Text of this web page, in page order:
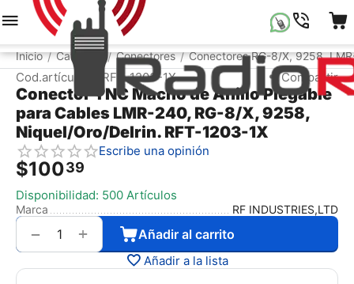
Inicio / Catálogo / Conectores / Conectores RG-8/X, 9258,
Cod.artículo: RFT-1203-1X Compartir
Conector TNC Macho de Anillo Plegable
para Cables LMR-240, RG-8/X, 9258,
Niquel/Oro/Delrin. RFT-1203-1X
Escribe una opinión
$10039
Disponibilidad: 500 Artículos
Marca RF INDUSTRIES,LTD
+
− Añadir al carrito
Añadir a la lista
Menú Buscar Lista de la